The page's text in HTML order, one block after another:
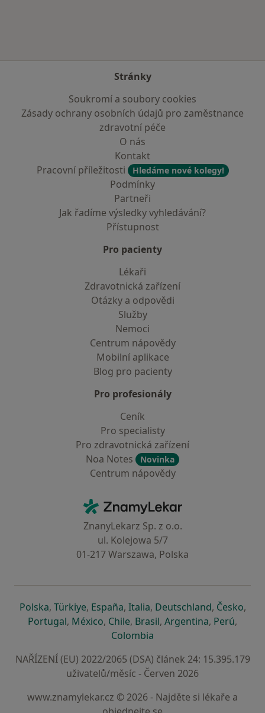
Stránky
Soukromí a soubory cookies
Zásady ochrany osobních údajů pro zaměstnance
zdravotní péče
O nás
Kontakt
Pracovní příležitosti
Hledáme nové kolegy!
Podmínky
Partneři
Jak řadíme výsledky vyhledávání?
Přístupnost
Pro pacienty
Lékaři
Zdravotnická zařízení
Otázky a odpovědi
Služby
Nemoci
Centrum nápovědy
Mobilní aplikace
Blog pro pacienty
Pro profesionály
Ceník
Pro specialisty
Pro zdravotnická zařízení
Noa Notes
Novinka
Centrum nápovědy
ZnamyLekar - Hlavní stránka
ZnanyLekarz Sp. z o.o.
ul. Kolejowa 5/7
01-217 Warszawa, Polska
Polskase otevře v nové záložce
, Türkiyese otevře v nové záložce
, Españase otevře v nové záložce
, Italiase otevře v nové záložce
, Deutschlandse otevře v
, Českose
,
Portugalse otevře v nové záložce
, Méxicose otevře v nové záložce
, Chilese otevře v nové záložce
, Brasilse otevře v nové
, Argentinase otevře v
, Perúse
,
Colombia
NAŘÍZENÍ (EU) 2022/2065 (DSA) článek 24: 15.395.179
uživatelů/měsíc - Červen 2026
www.znamylekar.cz © 2026 - Najděte si lékaře a